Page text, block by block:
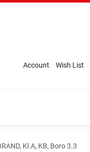
Account Wish List
Kl.A, KB, Boro 3.3